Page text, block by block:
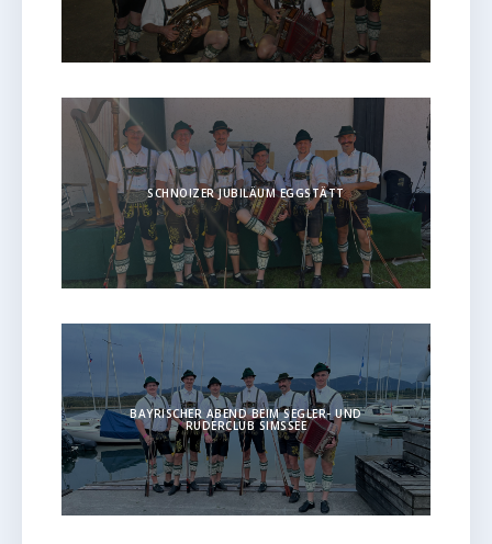
SCHNOIZER JUBILÄUM EGGSTÄTT
BAYRISCHER ABEND BEIM SEGLER- UND
RUDERCLUB SIMSSEE